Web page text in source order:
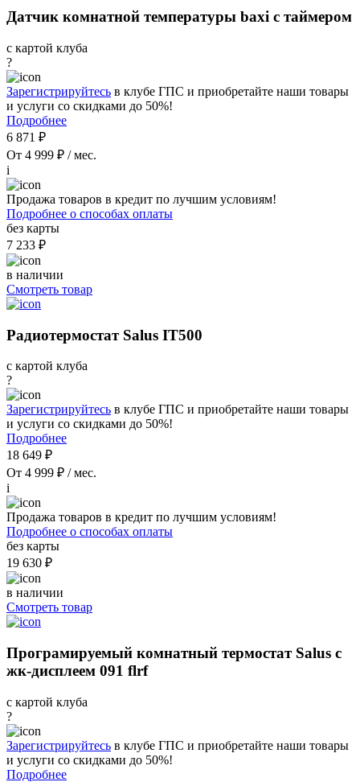
Датчик комнатной температуры baxi с таймером
с картой клуба
?
Зарегистрируйтесь в клубе ГПС и приобретайте наши товары
и услуги со скидками до 50%!
Подробнее
6 871 ₽
От 4 999 ₽ / мес.
i
Продажа товаров в кредит по лучшим условиям!
Подробнее о способах оплаты
без карты
7 233 ₽
в наличии
Смотреть товар
Радиотермостат Salus IT500
с картой клуба
?
Зарегистрируйтесь в клубе ГПС и приобретайте наши товары
и услуги со скидками до 50%!
Подробнее
18 649 ₽
От 4 999 ₽ / мес.
i
Продажа товаров в кредит по лучшим условиям!
Подробнее о способах оплаты
без карты
19 630 ₽
в наличии
Смотреть товар
Програмируемый комнатный термостат Salus с
жк-дисплеем 091 flrf
с картой клуба
?
Зарегистрируйтесь в клубе ГПС и приобретайте наши товары
и услуги со скидками до 50%!
Подробнее